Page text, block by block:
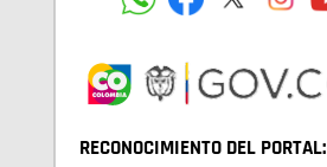
RECONOCIMIENTO DEL PORTAL: